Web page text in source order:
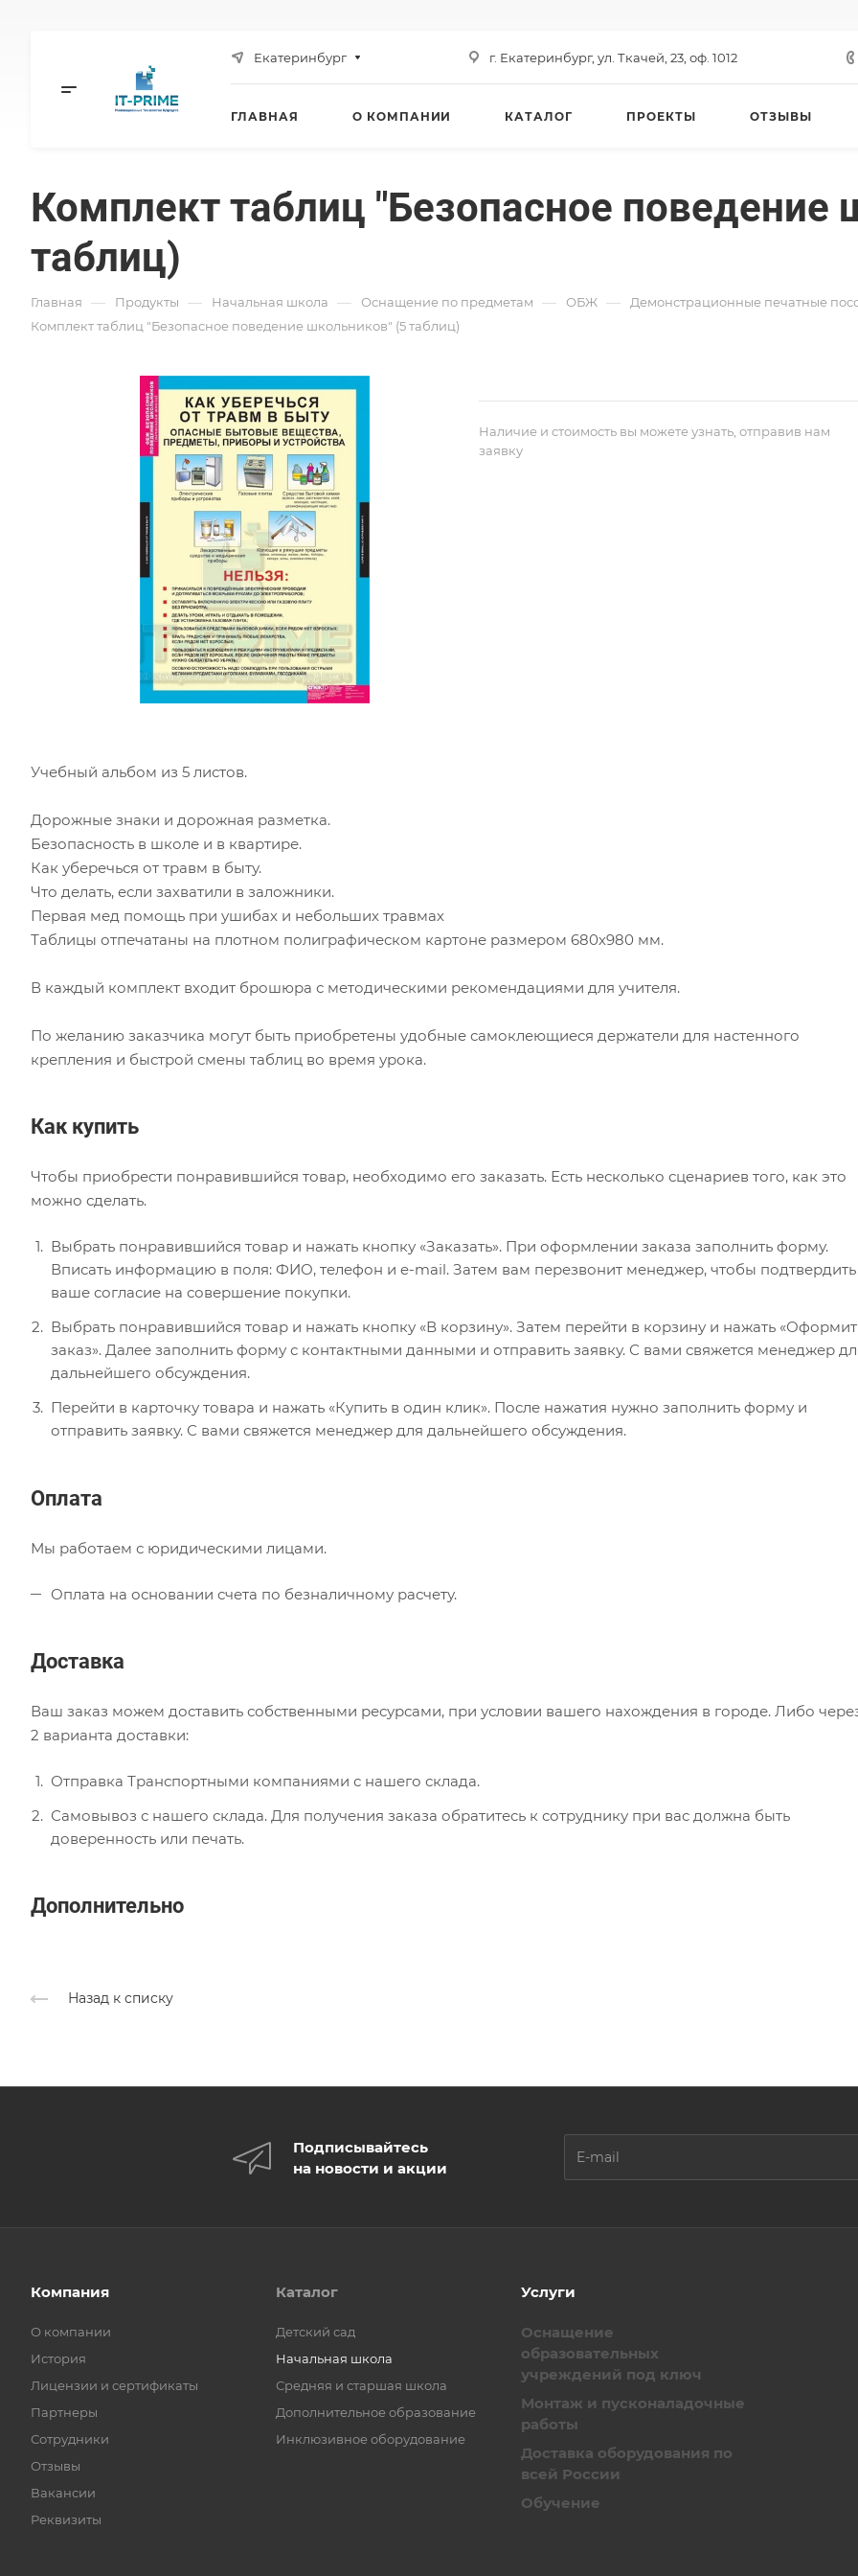
Екатеринбург г. Екатеринбург, ул. Ткачей, 23, оф. 1012
ГЛАВНАЯ О КОМПАНИИ КАТАЛОГ ПРОЕКТЫ ОТЗЫВЫ
Комплект таблиц "Безопасное поведение
таблиц)
Главная — Продукты — Начальная школа — Оснащение по предметам — ОБЖ — Демонстрационные печатные
Комплект таблиц "Безопасное поведение школьников" (5 таблиц)
Наличие и стоимость вы можете узнать, отправив нам
заявку
Учебный альбом из 5 листов.
Дорожные знаки и дорожная разметка.
Безопасность в школе и в квартире.
Как уберечься от травм в быту.
Что делать, если захватили в заложники.
Первая мед помощь при ушибах и небольших травмах
Таблицы отпечатаны на плотном полиграфическом картоне размером 680х980 мм.
В каждый комплект входит брошюра с методическими рекомендациями для учителя.
По желанию заказчика могут быть приобретены удобные самоклеющиеся держатели для настенного
крепления и быстрой смены таблиц во время урока.
Как купить
Чтобы приобрести понравившийся товар, необходимо его заказать. Есть несколько сценариев того, как это
можно сделать.
Выбрать понравившийся товар и нажать кнопку «Заказать». При оформлении заказа заполнить форму.
Вписать информацию в поля: ФИО, телефон и e-mail. Затем вам перезвонит менеджер, чтобы подтвердить
ваше согласие на совершение покупки.
Выбрать понравившийся товар и нажать кнопку «В корзину». Затем перейти в корзину и нажать
заказ». Далее заполнить форму с контактными данными и отправить заявку. С вами свяжется менеджер
дальнейшего обсуждения.
Перейти в карточку товара и нажать «Купить в один клик». После нажатия нужно заполнить форму и
отправить заявку. С вами свяжется менеджер для дальнейшего обсуждения.
Оплата
Мы работаем с юридическими лицами.
Оплата на основании счета по безналичному расчету.
Доставка
Ваш заказ можем доставить собственными ресурсами, при условии вашего нахождения в городе. Либо
2 варианта доставки:
Отправка Транспортными компаниями с нашего склада.
Самовывоз с нашего склада. Для получения заказа обратитесь к сотруднику при вас должна быть
доверенность или печать.
Дополнительно
Назад к списку
Подписывайтесь
на новости и акции
Компания
О компании
История
Лицензии и сертификаты
Партнеры
Сотрудники
Отзывы
Вакансии
Реквизиты
Каталог
Детский сад
Начальная школа
Средняя и старшая школа
Дополнительное образование
Инклюзивное оборудование
Услуги
Оснащение
образовательных
учреждений под ключ
Монтаж и пусконаладочные
работы
Доставка оборудования по
всей России
Обучение